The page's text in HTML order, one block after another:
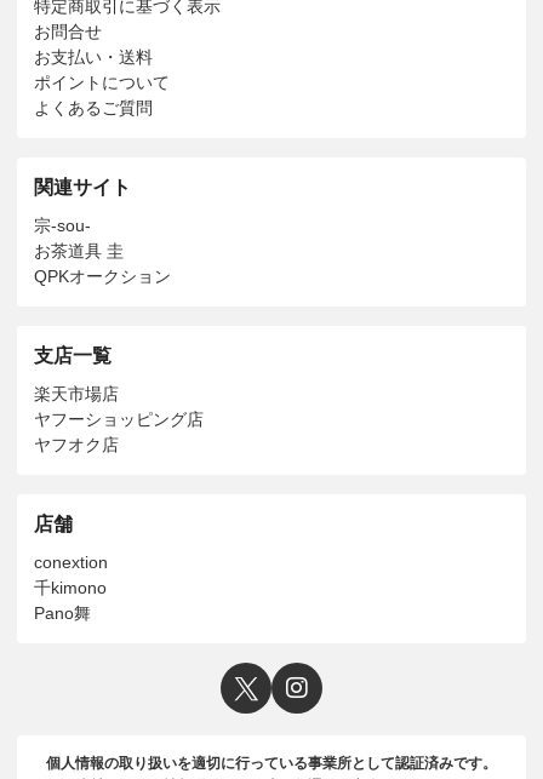
特定商取引に基づく表示
お問合せ
お支払い・送料
ポイントについて
よくあるご質問
関連サイト
宗-sou-
お茶道具 圭
QPKオークション
支店一覧
楽天市場店
ヤフーショッピング店
ヤフオク店
店舗
conextion
千kimono
Pano舞
個人情報の取り扱いを適切に行っている事業所として認証済みです。